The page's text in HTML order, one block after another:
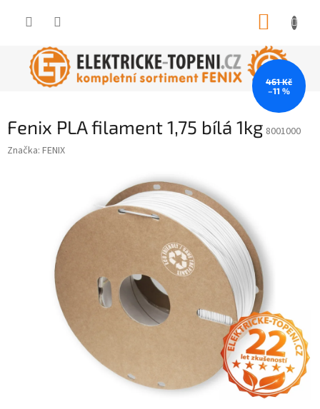
Fenix PLA filament 1,75 bílá 1kg 8001000
Značka: FENIX
461 Kč
–11 %